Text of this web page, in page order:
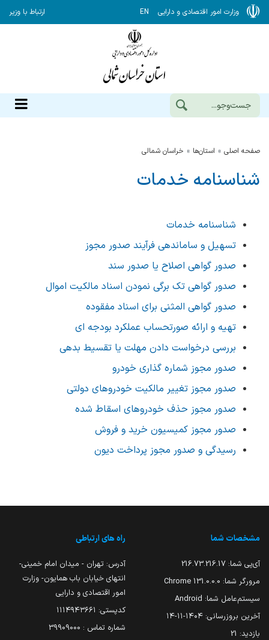
وزارت امور اقتصادی و دارایی EN ارتباط با وزیر
صفحه اصلی استان‌ها خراسان شمالي
شناسنامه خدمات
شناسنامه خدمات
تسهیل و ساماندهی فرآیند صدور مجوز
صدور گواهی اصلاح یا صدور سند
صدور گواهی تک برگی نمودن اسناد مالکیت اموال
صدور گواهی المثنی برای اسناد مفقوده
تهیه و ارائه صورتحساب عملکرد بودجه ای
بررسی درخواست دادن مهلت یا تقسیط بدهی
صدور مجوز شماره گذاری خودرو
صدور مجوز تغییر مالکیت خودروهای دولتی
صدور مجوز حذف خودروهای اسقاط شده
صدور مجوز کمیسیون خرید و فروش
رسیدگی و صدور مجوز پرداخت دیون
مشخصات شما
آی‌پی شما: 216.73.216.17
مرورگر شما: 131.0.0.0 Chrome
سیستم‌عامل شما: Android
آخرین بروزرسانی: ۱۴۰۴-۱۱-۱۴
بازدید: 21
راه های ارتباطی
آدرس: تهران - میدان امام خمینی-
انتهای خیابان باب همایون- وزارت
امور اقتصادی و دارایی
کدپستی: ۱۱۱۴۹۴۳۶۶۱
شماره تماس : 39909000